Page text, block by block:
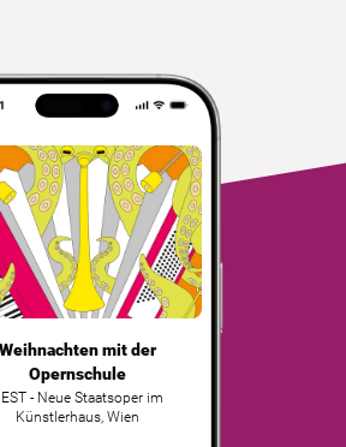
Weihnachten mit der
Opernschule
- Neue Staatsoper im
Künstlerhaus, Wien